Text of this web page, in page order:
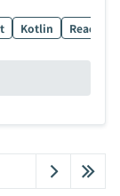
Kotlin React